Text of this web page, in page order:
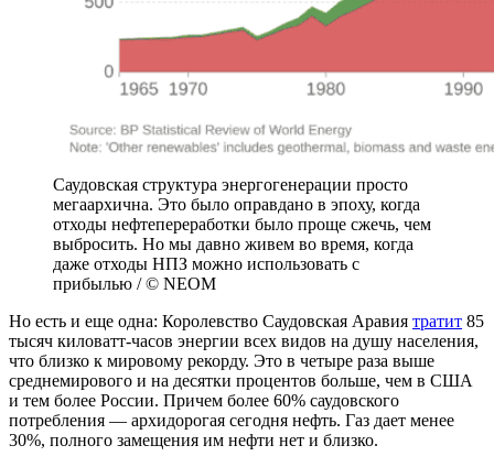
Саудовская структура энергогенерации просто
мегаархична. Это было оправдано в эпоху, когда
отходы нефтепереработки было проще сжечь, чем
выбросить. Но мы давно живем во время, когда
даже отходы НПЗ можно использовать с
прибылью / © NEOM
Но есть и еще одна: Королевство Саудовская Аравия тратит 85
тысяч киловатт-часов энергии всех видов на душу населения,
что близко к мировому рекорду. Это в четыре раза выше
среднемирового и на десятки процентов больше, чем в США
и тем более России. Причем более 60% саудовского
потребления — архидорогая сегодня нефть. Газ дает менее
30%, полного замещения им нефти нет и близко.